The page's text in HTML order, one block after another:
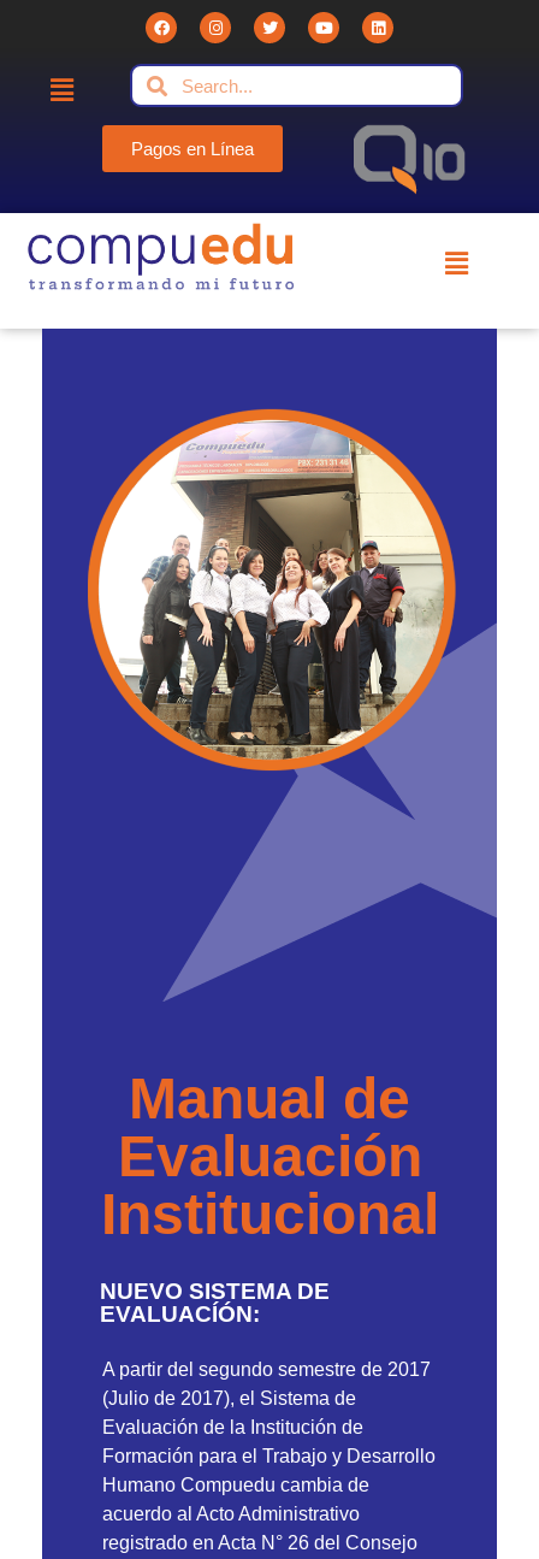
Pagos en Línea
Manual de
Evaluación
Institucional
NUEVO SISTEMA DE
EVALUACÍÓN:
A partir del segundo semestre de 2017
(Julio de 2017), el Sistema de
Evaluación de la Institución de
Formación para el Trabajo y Desarrollo
Humano Compuedu cambia de
acuerdo al Acto Administrativo
registrado en Acta N° 26 del Consejo